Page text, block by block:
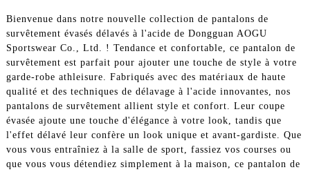
Bienvenue dans notre nouvelle collection de pantalons de
survêtement évasés délavés à l'acide de Dongguan AOGU
Sportswear Co., Ltd. ! Tendance et confortable, ce pantalon de
survêtement est parfait pour ajouter une touche de style à votre
garde-robe athleisure. Fabriqués avec des matériaux de haute
qualité et des techniques de délavage à l'acide innovantes, nos
pantalons de survêtement allient style et confort. Leur coupe
évasée ajoute une touche d'élégance à votre look, tandis que
l'effet délavé leur confère un look unique et avant-gardiste. Que
vous vous entraîniez à la salle de sport, fassiez vos courses ou
que vous vous détendiez simplement à la maison, ce pantalon de